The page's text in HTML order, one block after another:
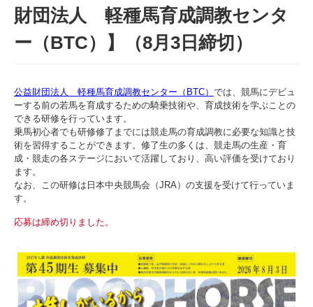
財団法人 軽種馬育成調教センタ
ー（BTC）】（8月3日締切）
公益財団法人 軽種馬育成調教センター（BTC） では、競馬にデビュ
ーする前の若馬を育成するための騎乗技術や、育成技術を学ぶことの
できる研修を行っています。
乗馬初心者でも研修修了までには競走馬の育成調教に必要な知識と技
術を習得することができます。修了生の多くは、競走馬の生産・育
成・競走の各ステージにおいて活躍しており、高い評価を受けており
ます。
なお、この研修は日本中央競馬会（JRA）の支援を受けて行っていま
す。
応募は締め切りました。